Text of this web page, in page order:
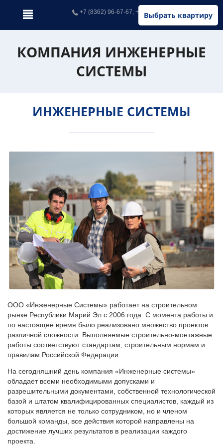
Выбрать квартиру
+7 (8362) 96-67-67, +7 (902) 326-67-67
КОМПАНИЯ ИНЖЕНЕРНЫЕ
СИСТЕМЫ
ИНЖЕНЕРНЫЕ СИСТЕМЫ
ООО «Инженерные Системы» работает на строительном
рынке Республики Марий Эл с 2006 года. С момента работы и
по настоящее время было реализовано множество проектов
различной сложности. Выполняемые строительно-монтажные
работы соответствуют стандартам, строительным нормам и
правилам Российской Федерации.
На сегодняшний день компания «Инженерные системы»
обладает всеми необходимыми допусками и
разрешительными документами, собственной технологической
базой и штатом квалифицированных специалистов, каждый из
которых является не только сотрудником, но и членом
большой команды, все действия которой направлены на
достижение лучших результатов в реализации каждого
проекта.